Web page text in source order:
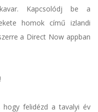
Kapcsolódj be a
homok című izlandi
a Direct Now appban
felidézd a tavalyi év